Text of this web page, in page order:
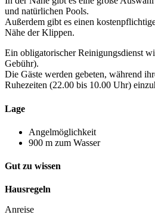
und natürlichen Pools.
Außerdem gibt es einen
Nähe der Klippen.
Ein obligatorischer Reinigungsdienst
Gebühr).
Die Gäste werden gebeten, während
Ruhezeiten (22.00 bis 10.00 Uhr)
Lage
Angelmöglichkeit
900 m zum Wasser
Gut zu wissen
Hausregeln
Anreise